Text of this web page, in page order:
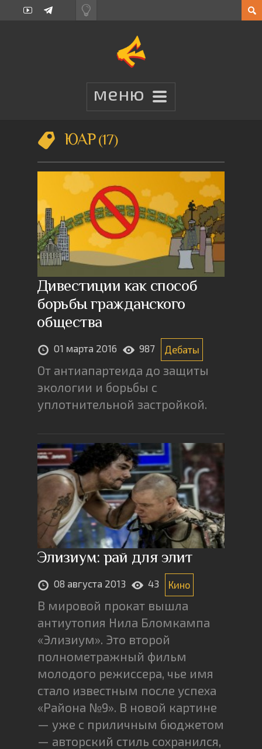
ЮАР 17
Дивестиции как способ
борьбы гражданского
общества
01 марта 2016 987 Дебаты
От антиапартеида до защиты
экологии и борьбы с
уплотнительной застройкой.
Элизиум: рай для элит
08 августа 2013 43 Кино
В мировой прокат вышла
антиутопия Нила Бломкампа
«Элизиум». Это второй
полнометражный фильм
молодого режиссера, чье имя
стало известным после успеха
«Района №9». В новой картине
— уже с приличным бюджетом
— авторский стиль сохранился,